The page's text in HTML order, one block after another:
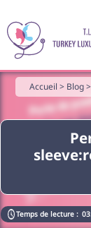
Accueil > Blog >
Temps de lecture :